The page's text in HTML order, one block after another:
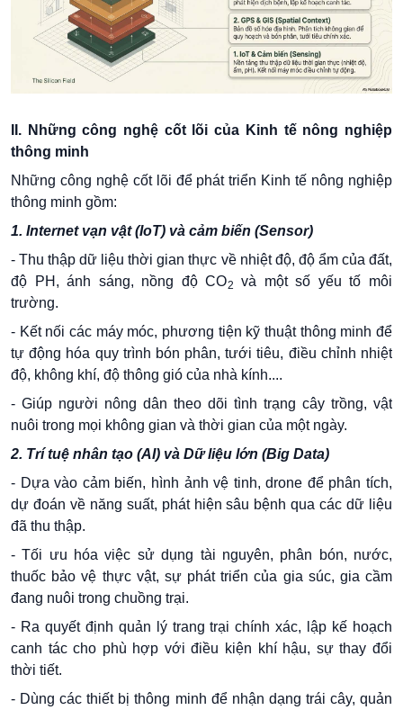
II. Những công nghệ cốt lõi của Kinh tế nông nghiệp
thông minh
Những công nghệ cốt lõi để phát triển Kinh tế nông nghiệp
thông minh gồm:
1. Internet vạn vật (IoT) và cảm biến (Sensor)
- Thu thập dữ liệu thời gian thực về nhiệt độ, độ ẩm của đất,
độ PH, ánh sáng, nồng độ CO2
và một số yếu tố môi
trường.
- Kết nối các máy móc, phương tiện kỹ thuật thông minh để
tự động hóa quy trình bón phân, tưới tiêu, điều chỉnh nhiệt
độ, không khí, độ thông gió của nhà kính....
- Giúp người nông dân theo dõi tình trạng cây trồng, vật
nuôi trong mọi không gian và thời gian của một ngày.
2. Trí tuệ nhân tạo (AI) và Dữ liệu lớn (Big Data)
- Dựa vào cảm biến, hình ảnh vệ tinh, drone để phân tích,
dự đoán về năng suất, phát hiện sâu bệnh qua các dữ liệu
đã thu thập.
- Tối ưu hóa việc sử dụng tài nguyên, phân bón, nước,
thuốc bảo vệ thực vật, sự phát triển của gia súc, gia cầm
đang nuôi trong chuồng trại.
- Ra quyết định quản lý trang trại chính xác, lập kế hoạch
canh tác cho phù hợp với điều kiện khí hậu, sự thay đổi
thời tiết.
- Dùng các thiết bị thông minh để nhận dạng trái cây, quản